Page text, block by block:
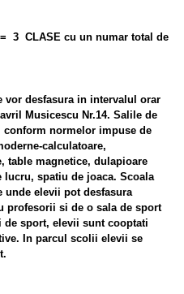
CLASE cu un numar total de
vor desfasura in intervalul orar
Musicescu Nr.14. Salile de
normelor impuse de
calculatoare,
table magnetice, dulapioare
lucru, spatiu de joaca. Scoala
unde elevii pot desfasura
profesorii si de o sala de sport
de sport, elevii sunt cooptati
In parcul scolii elevii se